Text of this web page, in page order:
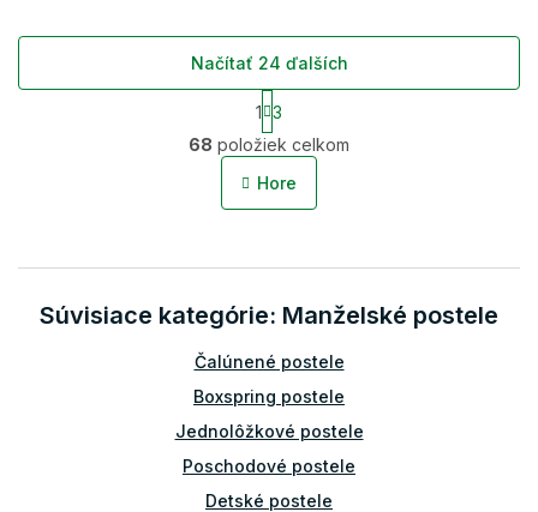
O
v
l
c
e
r
k
y
ý
p
Načítať 24 ďalších
S
t
r
á
n
a
e
1 3
68 položiek celkom
Hore
Súvisiace kategórie: Manželské postele
Čalúnené postele
Boxspring postele
Jednolôžkové postele
Poschodové postele
Detské postele